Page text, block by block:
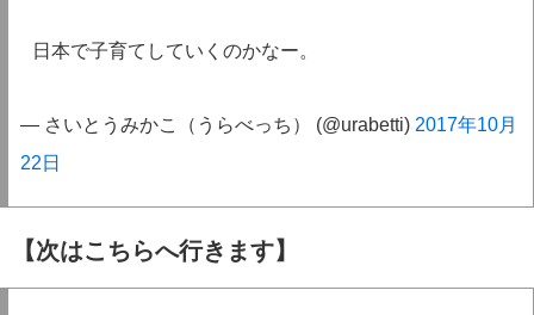
日本で子育てしていくのかなー。
— さいとうみかこ（うらべっち） (@urabetti) 2017年10月
22日
【次はこちらへ行きます】